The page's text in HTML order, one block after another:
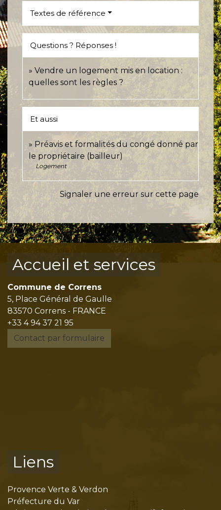
Textes de référence
Questions ? Réponses !
Vendre un logement mis en location :
quelles sont les règles ?
Et aussi
Préavis et formalités du congé donné par
le propriétaire (bailleur)
Logement
Signaler une erreur sur cette page
Accueil et services
Commune de Correns
5, Place Général de Gaulle
83570 Correns - FRANCE
+33 4 94 37 21 95
Contact par formulaire
Liens
Provence Verte & Verdon
Préfecture du Var